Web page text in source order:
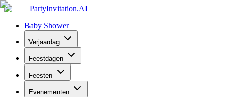
PartyInvitation.AI
Baby Shower
Verjaardag
Feestdagen
Feesten
Evenementen